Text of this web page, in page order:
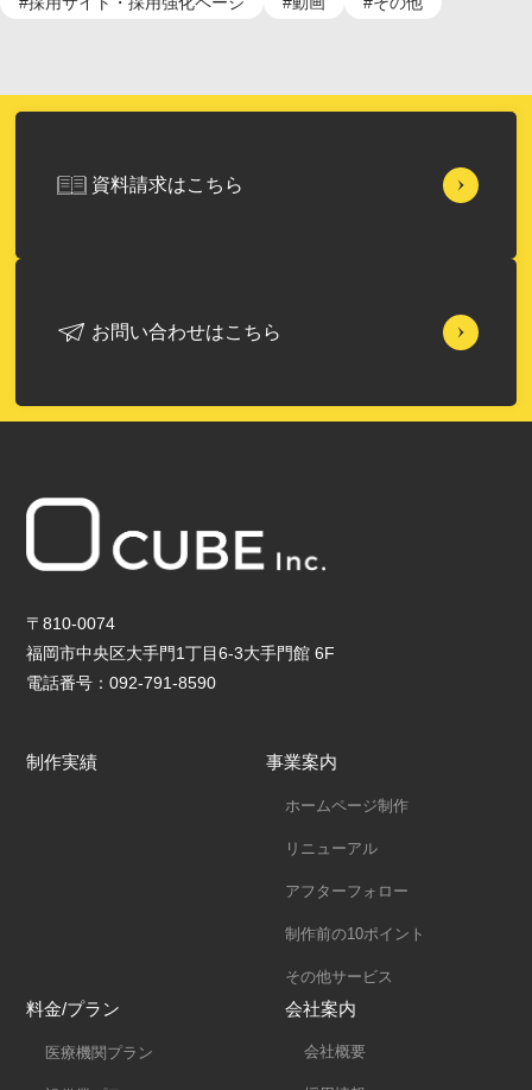
資料請求はこちら
お問い合わせはこちら
〒810-0074
福岡市中央区大手門1丁目6-3大手門館 6F
電話番号：092-791-8590
制作実績 事業案内
ホームページ制作
リニューアル
アフターフォロー
制作前の10ポイント
その他サービス
料金/プラン
医療機関プラン
会社案内
会社概要